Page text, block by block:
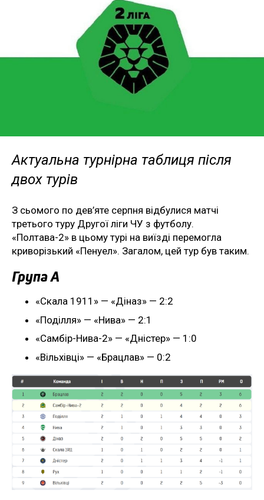
Актуальна турнірна таблиця після
двох турів
З сьомого по дев’яте серпня відбулися матчі
третього туру Другої ліги ЧУ з футболу.
«Полтава-2» в цьому турі на виїзді перемогла
криворізький «Пенуел». Загалом, цей тур був таким.
Група А
«Скала 1911» — «Діназ» — 2:2
«Поділля» — «Нива» — 2:1
«Самбір-Нива-2» — «Дністер» — 1:0
«Вільхівці» — «Брацлав» — 0:2